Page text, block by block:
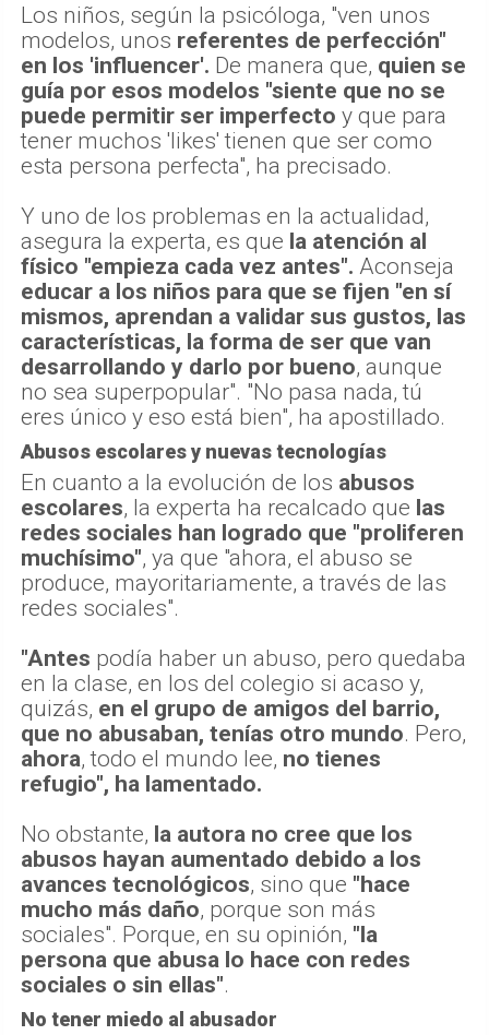
Los niños, según la psicóloga, "ven unos
modelos, unos referentes de perfección"
en los 'influencer'. De manera que, quien se
guía por esos modelos "siente que no se
puede permitir ser imperfecto y que para
tener muchos 'likes' tienen que ser como
esta persona perfecta", ha precisado.
Y uno de los problemas en la actualidad,
asegura la experta, es que la atención al
físico "empieza cada vez antes". Aconseja
educar a los niños para que se fijen "en sí
mismos, aprendan a validar sus gustos, las
características, la forma de ser que van
desarrollando y darlo por bueno, aunque
no sea superpopular". "No pasa nada, tú
eres único y eso está bien", ha apostillado.
Abusos escolares y nuevas tecnologías
En cuanto a la evolución de los abusos
escolares, la experta ha recalcado que las
redes sociales han logrado que "proliferen
muchísimo", ya que "ahora, el abuso se
produce, mayoritariamente, a través de las
redes sociales".
"Antes podía haber un abuso, pero quedaba
en la clase, en los del colegio si acaso y,
quizás, en el grupo de amigos del barrio,
que no abusaban, tenías otro mundo. Pero,
ahora, todo el mundo lee, no tienes
refugio", ha lamentado.
No obstante, la autora no cree que los
abusos hayan aumentado debido a los
avances tecnológicos, sino que "hace
mucho más daño, porque son más
sociales". Porque, en su opinión, "la
persona que abusa lo hace con redes
sociales o sin ellas".
No tener miedo al abusador